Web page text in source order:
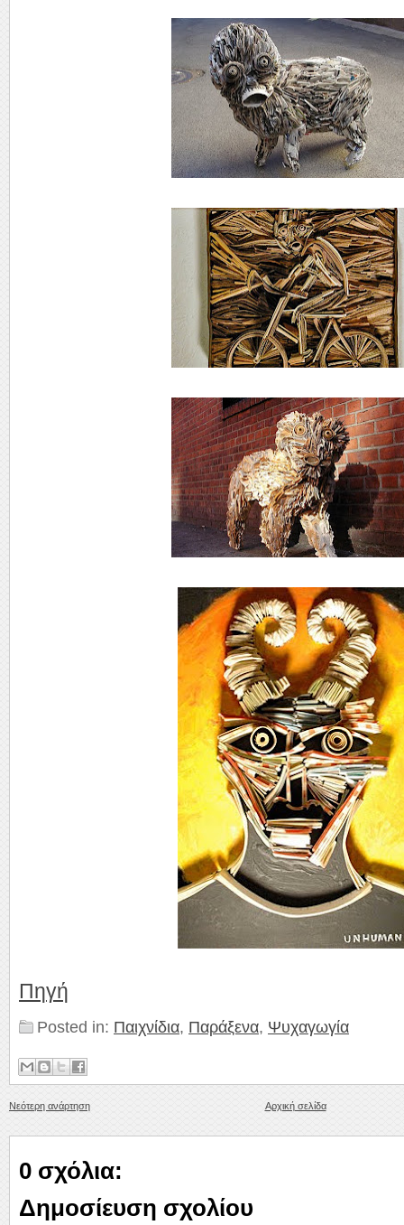
Πηγή
Posted in: Παιχνίδια, Παράξενα, Ψυχαγωγία
Νεότερη ανάρτηση Αρχική σελίδα
0 σχόλια:
Δημοσίευση σχολίου